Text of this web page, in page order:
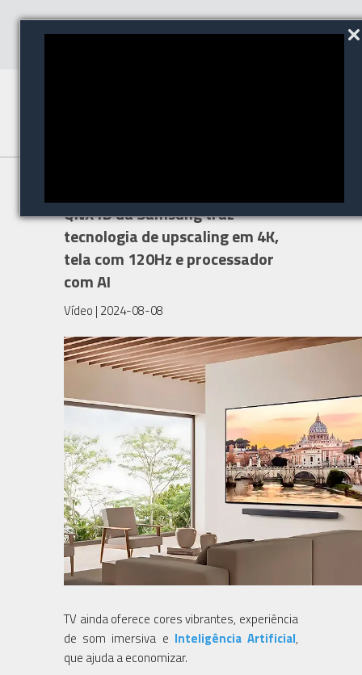
QNX1D da Samsung traz
tecnologia de upscaling em 4K,
tela com 120Hz e processador
com AI
Vídeo | 2024-08-08
TV ainda oferece cores vibrantes, experiência
de som imersiva e Inteligência Artificial,
que ajuda a economizar.